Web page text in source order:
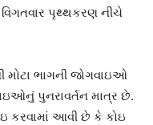
પૃથ્થકરણ નીચે
મોટા ભાગની જોગવાઇઓ
પુનરાવર્તન માત્ર છે.
કરવામાં આવી છે કે કોઇ